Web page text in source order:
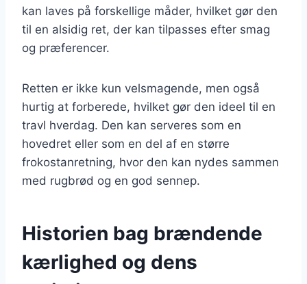
kan laves på forskellige måder, hvilket gør den
til en alsidig ret, der kan tilpasses efter smag
og præferencer.
Retten er ikke kun velsmagende, men også
hurtig at forberede, hvilket gør den ideel til en
travl hverdag. Den kan serveres som en
hovedret eller som en del af en større
frokostanretning, hvor den kan nydes sammen
med rugbrød og en god sennep.
Historien bag brændende
kærlighed og dens